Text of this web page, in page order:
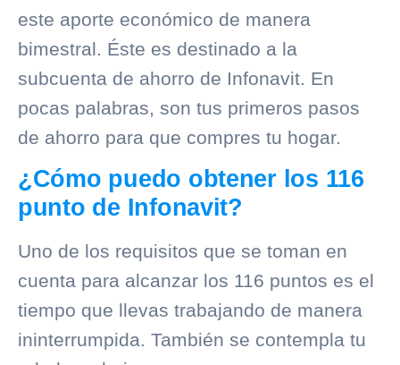
este aporte económico de manera
bimestral. Éste es destinado a la
subcuenta de ahorro de Infonavit. En
pocas palabras, son tus primeros pasos
de ahorro para que compres tu hogar.
¿Cómo puedo obtener los 116
punto de Infonavit?
Uno de los requisitos que se toman en
cuenta para alcanzar los 116 puntos es el
tiempo que llevas trabajando de manera
ininterrumpida. También se contempla tu